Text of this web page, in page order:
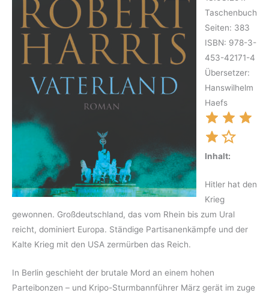
Taschenbuch
Seiten: 383
ISBN: 978-3-
453-42171-4
Übersetzer:
Hanswilhelm
Haefs
Inhalt:
Hitler hat den
Krieg
gewonnen. Großdeutschland, das vom Rhein bis zum Ural
reicht, dominiert Europa. Ständige Partisanenkämpfe und der
Kalte Krieg mit den USA zermürben das Reich.
In Berlin geschieht der brutale Mord an einem hohen
Parteibonzen – und Kripo-Sturmbannführer März gerät im zuge